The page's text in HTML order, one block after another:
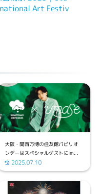
大阪・関西万博の住友館パビリオ
ンデーはスペシャルゲストにim...
2025.07.10